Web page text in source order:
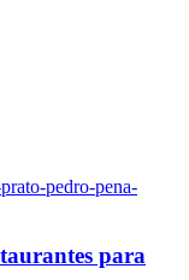
pedro-pena-
para